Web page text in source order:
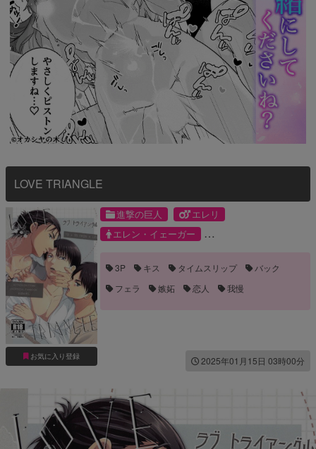
LOVE TRIANGLE
お気に入り登録
進撃の巨人
エレリ
エレン・イェーガー
3P キス タイムスリップ
バック
フェラ
嫉妬 恋人 我慢
2025年01月15日 03時00分